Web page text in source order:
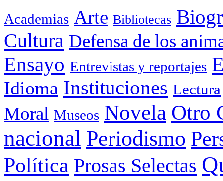
Academias Arte Bibliotecas
Cultura Defensa de los
Ensayo Entrevistas y reportajes
Idioma Instituciones Lectura
Moral Museos Novela Otro
nacional Periodismo
Política Prosas Selectas